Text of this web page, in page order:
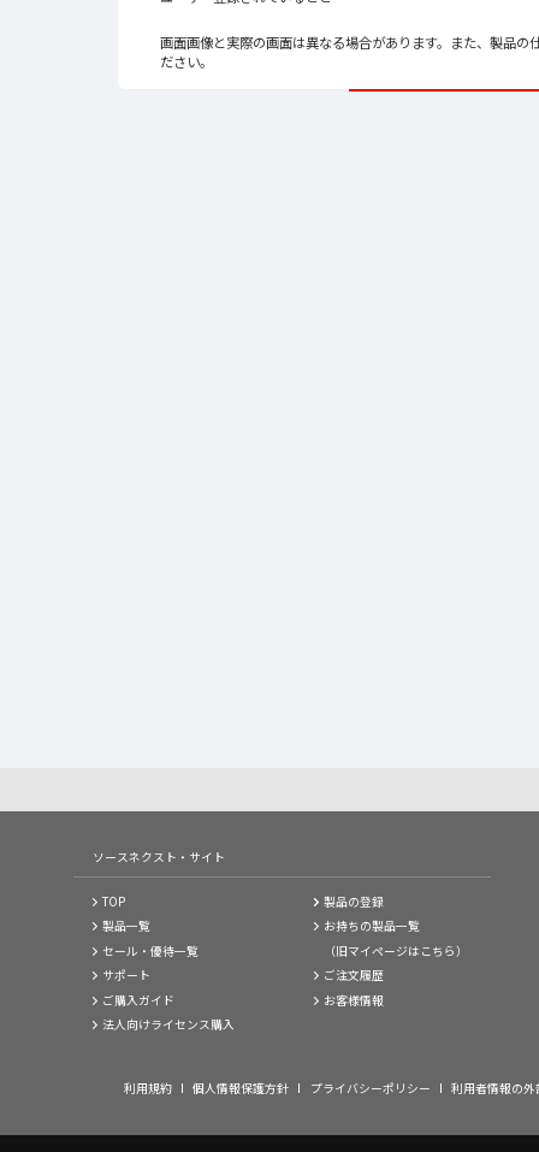
画面画像と実際の画面は異なる場合があります。また、製品
ださい。
ソースネクスト・サイト
TOP
製品一覧
セール・優待一覧
サポート
ご購入ガイド
法人向けライセンス購入
製品の登録
お持ちの製品一覧
（旧マイページはこちら）
ご注文履歴
お客様情報
利用規約 個人情報保護方針 プライバシーポリシー 利用者情報の